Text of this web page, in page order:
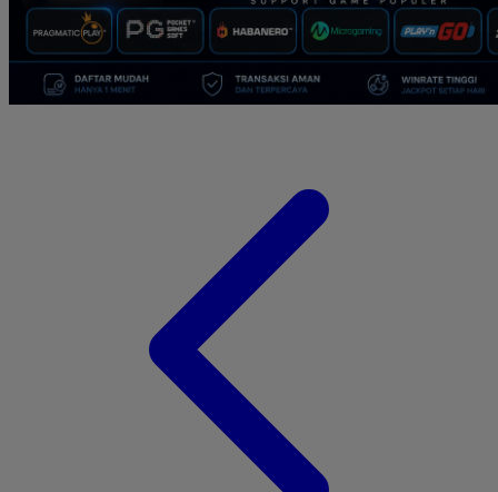
Sudocrem
Sumimo
Sunnylife
Tommee Tippee
Tutti Bambini
Twistshake